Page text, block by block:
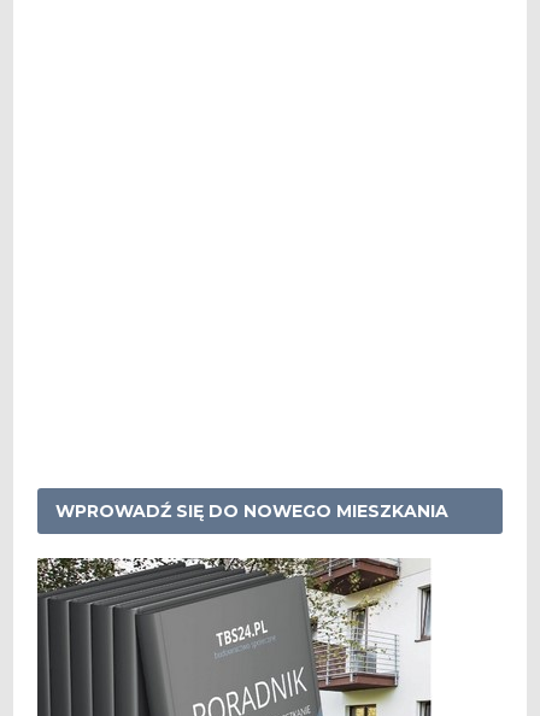
WPROWADŹ SIĘ DO NOWEGO MIESZKANIA